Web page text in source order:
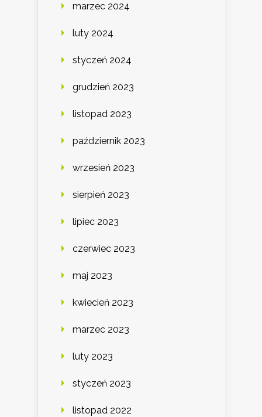
marzec 2024
luty 2024
styczeń 2024
grudzień 2023
listopad 2023
październik 2023
wrzesień 2023
sierpień 2023
lipiec 2023
czerwiec 2023
maj 2023
kwiecień 2023
marzec 2023
luty 2023
styczeń 2023
listopad 2022